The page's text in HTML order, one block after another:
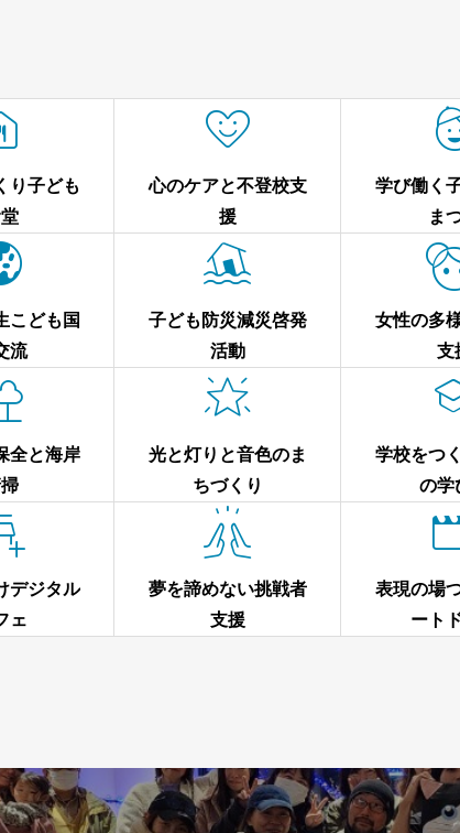
り子ども

心のケアと不登校支
援
学び働く
ま
こども国
流

子ども防災減災啓発
活動
女性の多
支
全と海岸

光と灯りと音色のま
ちづくり
学校をつ
の学
デジタル
ェ

夢を諦めない挑戦者
支援
表現の場
ート